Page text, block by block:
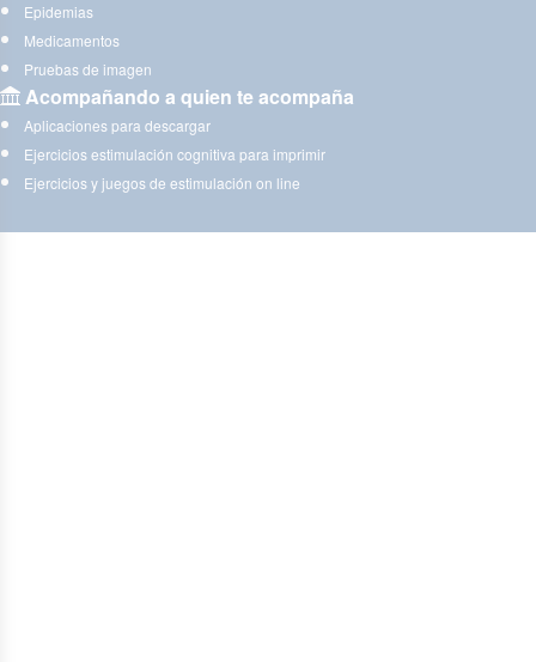
Epidemias
Medicamentos
Pruebas de imagen
Acompañando a quien te acompaña
Aplicaciones para descargar
Ejercicios estimulación cognitiva para imprimir
Ejercicios y juegos de estimulación on line